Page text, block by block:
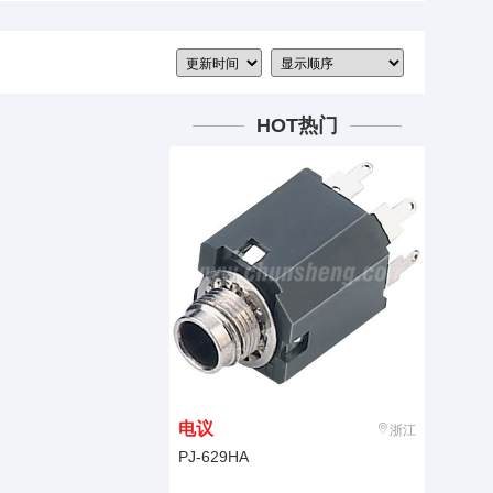
HOT热门
电议 浙江
PJ-629HA